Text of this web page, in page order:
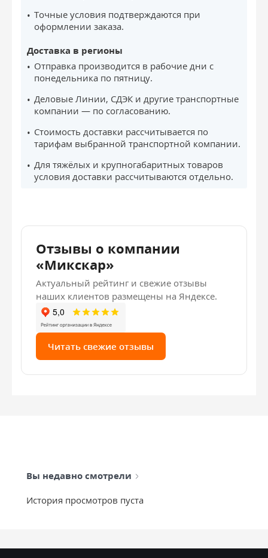
Точные условия подтверждаются при
оформлении заказа.
Доставка в регионы
Отправка производится в рабочие дни с
понедельника по пятницу.
Деловые Линии, СДЭК и другие транспортные
компании — по согласованию.
Стоимость доставки рассчитывается по
тарифам выбранной транспортной компании.
Для тяжёлых и крупногабаритных товаров
условия доставки рассчитываются отдельно.
Отзывы о компании
«Микскар»
Актуальный рейтинг и свежие отзывы
наших клиентов размещены на Яндексе.
Читать свежие отзывы
Вы недавно смотрели
История просмотров пуста